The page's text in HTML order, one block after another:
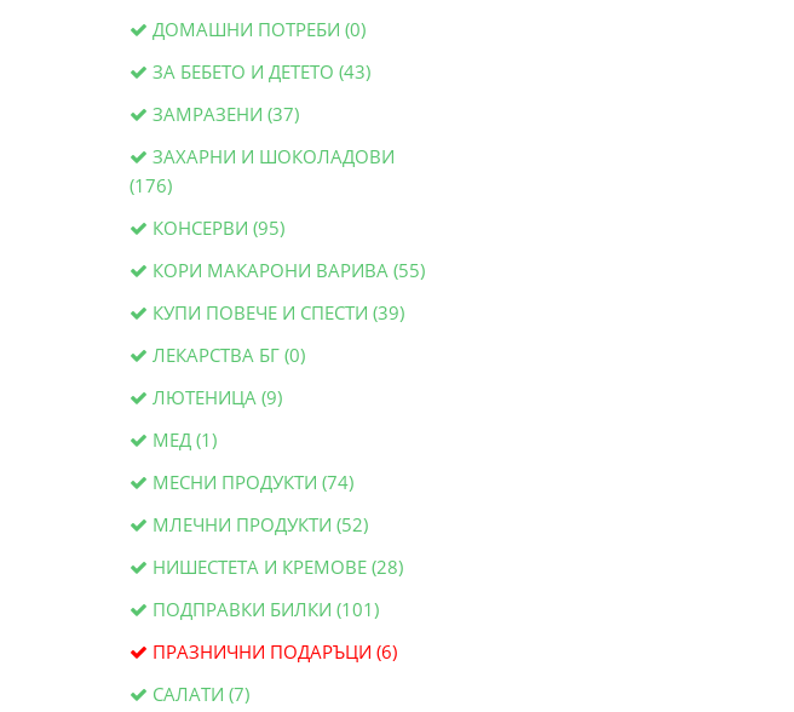
ДОМАШНИ ПОТРЕБИ (0)
ЗА БЕБЕТО И ДЕТЕТО (43)
ЗАМРАЗЕНИ (37)
ЗАХАРНИ И ШОКОЛАДОВИ
(176)
КОНСЕРВИ (95)
КОРИ МАКАРОНИ ВАРИВА (55)
КУПИ ПОВЕЧЕ И СПЕСТИ (39)
ЛЕКАРСТВА БГ (0)
ЛЮТЕНИЦА (9)
МЕД (1)
МЕСНИ ПРОДУКТИ (74)
МЛЕЧНИ ПРОДУКТИ (52)
НИШЕСТЕТА И КРЕМОВЕ (28)
ПОДПРАВКИ БИЛКИ (101)
ПРАЗНИЧНИ ПОДАРЪЦИ (6)
САЛАТИ (7)